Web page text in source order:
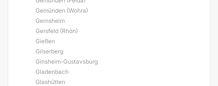
Gemünden (Wohra)
Gernsheim
Gersfeld (Rhön)
Gießen
Gilserberg
Ginsheim-Gustavsburg
Gladenbach
Glashütten